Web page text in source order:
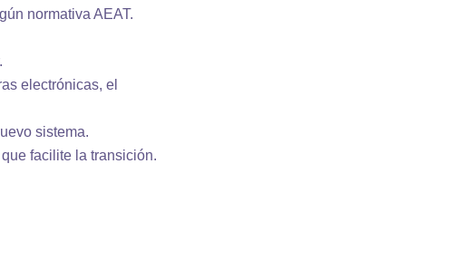
normativa AEAT.
electrónicas, el
sistema.
facilite la transición.